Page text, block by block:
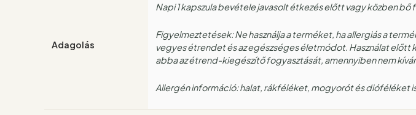
Adagolás
Napi 1 kapszula bevétele javasolt étkezés előtt vagy közben bő
Figyelmeztetések: Ne használja a terméket, ha allergiás a
vegyes étrendet és az egészséges életmódot. Használat előtt
abba az étrend-kiegészítő fogyasztását, amennyiben nem
Allergén információ: halat, rákféléket, mogyorót és dióféléket